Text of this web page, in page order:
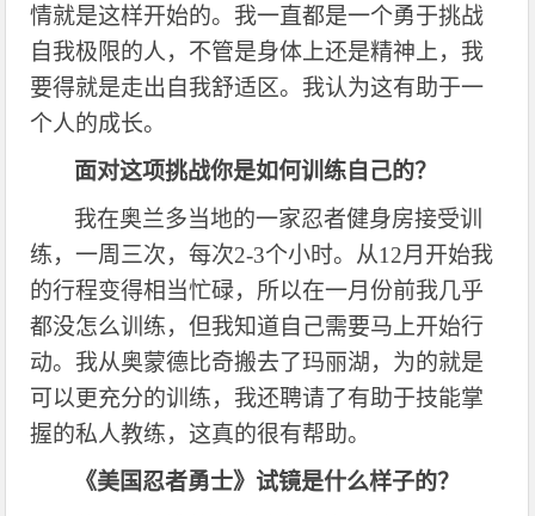
情就是这样开始的。我一直都是一个勇于挑战
自我极限的人，不管是身体上还是精神上，我
要得就是走出自我舒适区。我认为这有助于一
个人的成长。
面对这项挑战你是如何训练自己的？
我在奥兰多当地的一家忍者健身房接受训
练，一周三次，每次2-3个小时。从12月开始我
的行程变得相当忙碌，所以在一月份前我几乎
都没怎么训练，但我知道自己需要马上开始行
动。我从奥蒙德比奇搬去了玛丽湖，为的就是
可以更充分的训练，我还聘请了有助于技能掌
握的私人教练，这真的很有帮助。
《美国忍者勇士》试镜是什么样子的？